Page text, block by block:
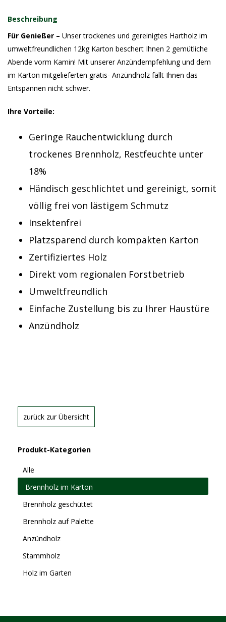
Beschreibung
Für Genießer – Unser trockenes und gereinigtes Hartholz im
umweltfreundlichen 12kg Karton beschert Ihnen 2 gemütliche
Abende vorm Kamin! Mit unserer Anzündempfehlung und dem
im Karton mitgelieferten gratis- Anzündholz fällt Ihnen das
Entspannen nicht schwer.
Ihre Vorteile:
Geringe Rauchentwicklung durch
trockenes Brennholz, Restfeuchte unter
18%
Händisch geschlichtet und gereinigt, somit
völlig frei von lästigem Schmutz
Insektenfrei
Platzsparend durch kompakten Karton
Zertifiziertes Holz
Direkt vom regionalen Forstbetrieb
Umweltfreundlich
Einfache Zustellung bis zu Ihrer Haustüre
Anzündholz
zurück zur Übersicht
Produkt-Kategorien
Alle
Brennholz im Karton
Brennholz geschüttet
Brennholz auf Palette
Anzündholz
Stammholz
Holz im Garten